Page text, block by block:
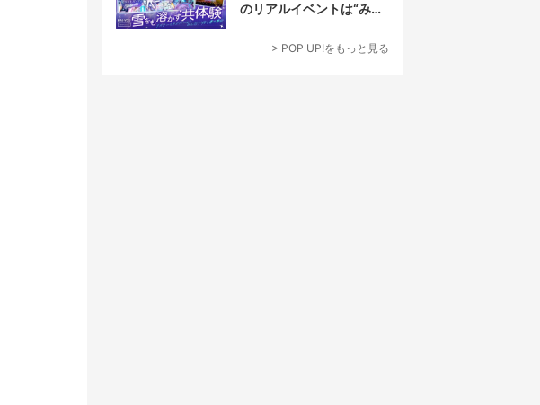
のリアルイベントは“みん
> POP UP!をもっと見る